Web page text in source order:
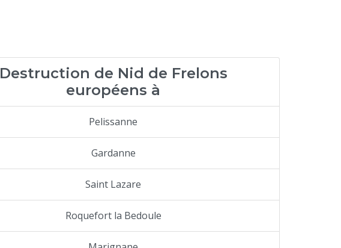
Destruction de Nid de Frelons
européens à
Pelissanne
Gardanne
Saint Lazare
Roquefort la Bedoule